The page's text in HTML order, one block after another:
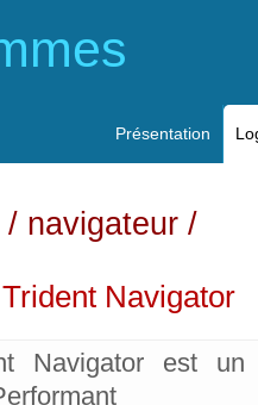
Présentation
/ navigateur /
Navigator
Navigator est un